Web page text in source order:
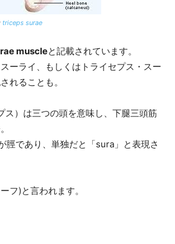
triceps surae
muscleと記載されています。
ーライ、もしくはトライセプス・スー
れることも。
ス）は三つの頭を意味し、下腿三頭筋
脛であり、単独だと「sura」と表現さ
フ)と言われます。